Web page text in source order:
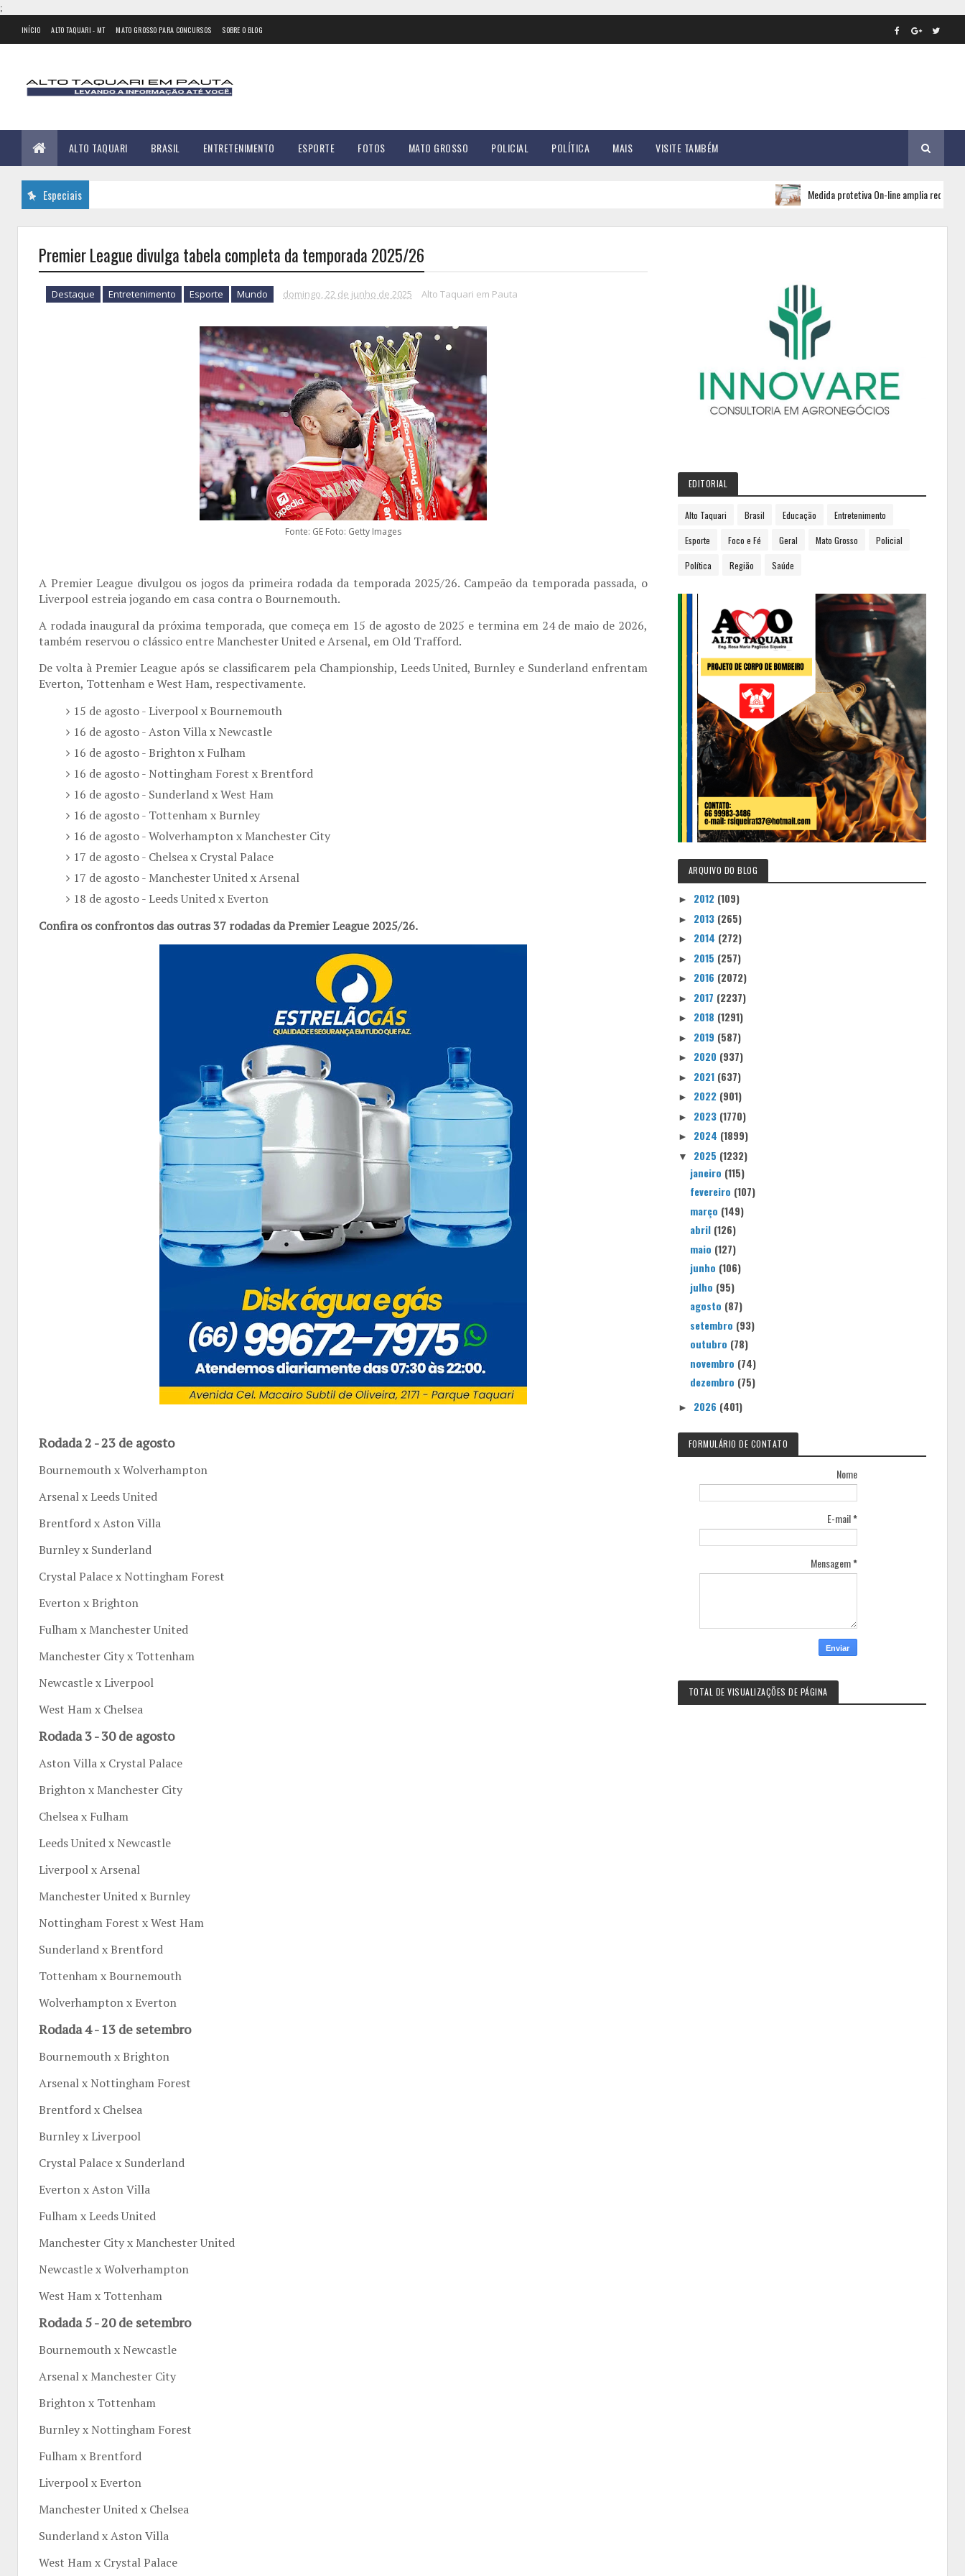
;
INÍCIO ALTO TAQUARI - MT MATO GROSSO PARA CONCURSOS SOBRE O BLOG
ALTO TAQUARI BRASIL ENTRETENIMENTO ESPORTE FOTOS MATO GROSSO POLICIAL POLÍTICA MAIS VISITE TAMBÉM
Especiais Medida protetiva On-line amplia rede de apoio e
Premier League divulga tabela completa da temporada 2025/26
Destaque Entretenimento Esporte Mundo domingo, 22 de junho de 2025 Alto Taquari em Pauta
Fonte: GE Foto: Getty Images
A Premier League divulgou os jogos da primeira rodada da temporada 2025/26. Campeão da temporada passada, o
Liverpool estreia jogando em casa contra o Bournemouth.
A rodada inaugural da próxima temporada, que começa em 15 de agosto de 2025 e termina em 24 de maio de 2026,
também reservou o clássico entre Manchester United e Arsenal, em Old Trafford.
De volta à Premier League após se classificarem pela Championship, Leeds United, Burnley e Sunderland enfrentam
Everton, Tottenham e West Ham, respectivamente.
15 de agosto - Liverpool x Bournemouth
16 de agosto - Aston Villa x Newcastle
16 de agosto - Brighton x Fulham
16 de agosto - Nottingham Forest x Brentford
16 de agosto - Sunderland x West Ham
16 de agosto - Tottenham x Burnley
16 de agosto - Wolverhampton x Manchester City
17 de agosto - Chelsea x Crystal Palace
17 de agosto - Manchester United x Arsenal
18 de agosto - Leeds United x Everton
Confira os confrontos das outras 37 rodadas da Premier League 2025/26.
Rodada 2 - 23 de agosto
Bournemouth x Wolverhampton
Arsenal x Leeds United
Brentford x Aston Villa
Burnley x Sunderland
Crystal Palace x Nottingham Forest
Everton x Brighton
Fulham x Manchester United
Manchester City x Tottenham
Newcastle x Liverpool
West Ham x Chelsea
Rodada 3 - 30 de agosto
Aston Villa x Crystal Palace
Brighton x Manchester City
Chelsea x Fulham
Leeds United x Newcastle
Liverpool x Arsenal
Manchester United x Burnley
Nottingham Forest x West Ham
Sunderland x Brentford
Tottenham x Bournemouth
Wolverhampton x Everton
Rodada 4 - 13 de setembro
Bournemouth x Brighton
Arsenal x Nottingham Forest
Brentford x Chelsea
Burnley x Liverpool
Crystal Palace x Sunderland
Everton x Aston Villa
Fulham x Leeds United
Manchester City x Manchester United
Newcastle x Wolverhampton
West Ham x Tottenham
Rodada 5 - 20 de setembro
Bournemouth x Newcastle
Arsenal x Manchester City
Brighton x Tottenham
Burnley x Nottingham Forest
Fulham x Brentford
Liverpool x Everton
Manchester United x Chelsea
Sunderland x Aston Villa
West Ham x Crystal Palace
EDITORIAL
Alto Taquari Brasil Educação Entretenimento
Esporte Foco e Fé Geral Mato Grosso Policial
Política Região Saúde
ARQUIVO DO BLOG
► 2012 (109)
► 2013 (265)
► 2014 (272)
► 2015 (257)
► 2016 (2072)
► 2017 (2237)
► 2018 (1291)
► 2019 (587)
► 2020 (937)
► 2021 (637)
► 2022 (901)
► 2023 (1770)
► 2024 (1899)
▼ 2025 (1232)
janeiro (115)
fevereiro (107)
março (149)
abril (126)
maio (127)
junho (106)
julho (95)
agosto (87)
setembro (93)
outubro (78)
novembro (74)
dezembro (75)
► 2026 (401)
FORMULÁRIO DE CONTATO
Nome
E-mail*
Mensagem*
TOTAL DE VISUALIZAÇÕES DE PÁGINA